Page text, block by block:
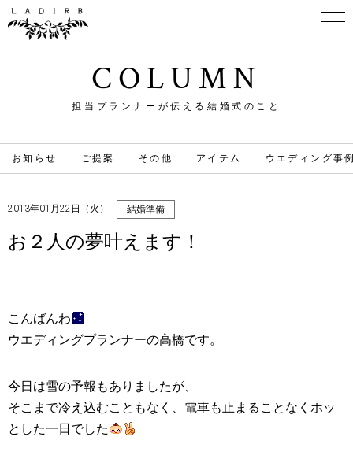
COLUMN
担当プランナーが伝える結婚式のこと
お知らせ ご提案 その他 アイテム ウエディング事
2013年01月22日（火） 結婚準備
お２人の夢叶えます！
こんばんわ
ウエディングプランナーの高橋です。
今日は雪の予報もありましたが、
そこまで冷え込むこともなく、電車も止まることなくホッ
とした一日でした